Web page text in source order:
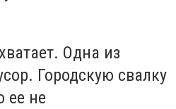
Одна из
Городскую свалку
ее не